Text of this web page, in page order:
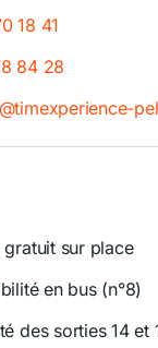
18 41
84 28
gratuit sur place
en bus (n°8)
des sorties 14 et